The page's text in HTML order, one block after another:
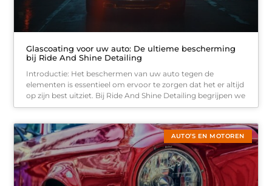
Glascoating voor uw auto: De ultieme bescherming
bij Ride And Shine Detailing
Introductie: Het beschermen van uw auto tegen de
elementen is essentieel om ervoor te zorgen dat het er altijd
op zijn best uitziet. Bij Ride And Shine Detailing begrijpen we
AUTO’S EN MOTOREN